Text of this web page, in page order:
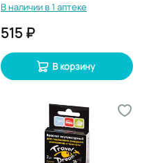
В наличии в 1 аптеке
515 ₽
В корзину